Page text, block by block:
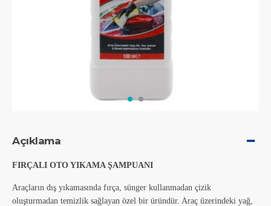
Açıklama
FIRÇALI OTO YIKAMA ŞAMPUANI
Araçların dış yıkamasında fırça, sünger kullanmadan çizik
oluşturmadan temizlik sağlayan özel bir üründür. Araç üzerindeki yağ,